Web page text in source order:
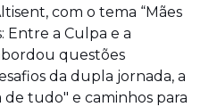
com o tema “Mães
Entre a Culpa e a
questões
da dupla jornada, a
de tudo" e caminhos para